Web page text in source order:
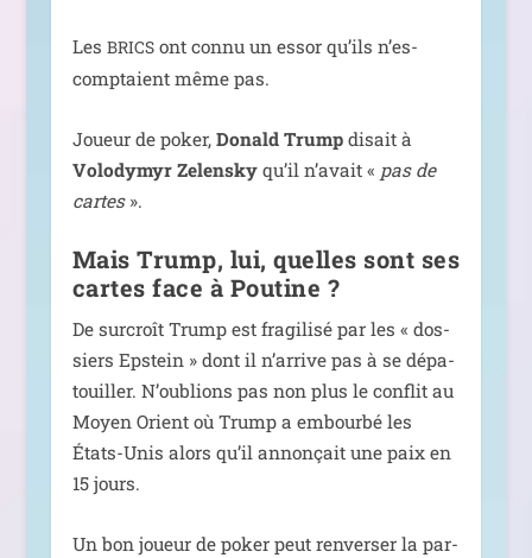
Les BRICSont connu un essor qu’ils n’es­
comp­taient même pas.
Joueur de poker, Donald Trumpdisait à
Volodymyr Zelenskyqu’il n’a­vait « pas de
cartes».
Mais Trump, lui, quelles sont ses
cartes face à Poutine ?
De sur­croît Trump est fra­gi­li­sé par les « dos­
siers Epstein » dont il n’ar­rive pas à se dépa­
touiller. N’oublions pas non plus le conflit au
Moyen Orient où Trump a embour­bé les
États-Unis alors qu’il annon­çait une paix en
15 jours.
Un bon joueur de poker peut ren­ver­ser la par­